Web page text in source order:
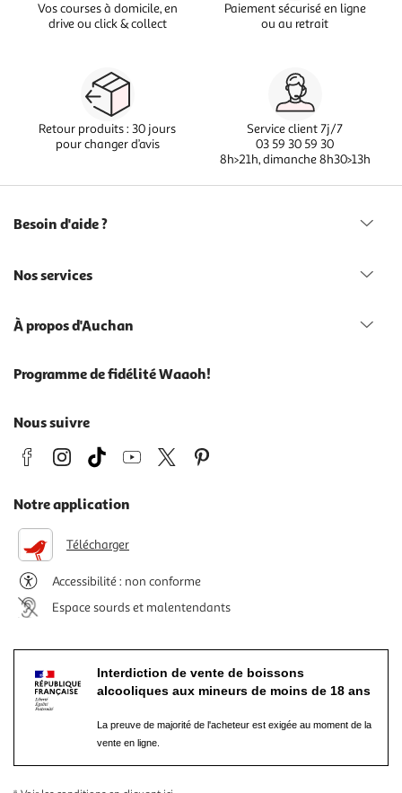
Vos courses à domicile, en
drive ou click & collect
Paiement sécurisé en ligne
ou au retrait
Retour produits : 30 jours
pour changer d’avis
Service client 7j/7
03 59 30 59 30
8h>21h, dimanche 8h30>13h
Besoin d'aide ?
Nos services
À propos d'Auchan
Programme de fidélité Waaoh!
Nous suivre
Notre application
Télécharger
Accessibilité : non conforme
Espace sourds et malentendants
Interdiction de vente de boissons
alcooliques aux mineurs de moins de 18 ans
La preuve de majorité de l'acheteur est exigée au moment de la
vente en ligne.